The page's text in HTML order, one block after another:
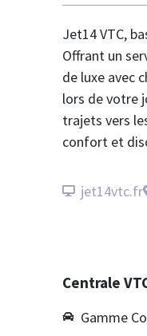
Jet14 VTC,
Offrant un
de luxe avec
lors de votre
trajets vers
confort et
jet14vtc.fr
Centrale
Gamme